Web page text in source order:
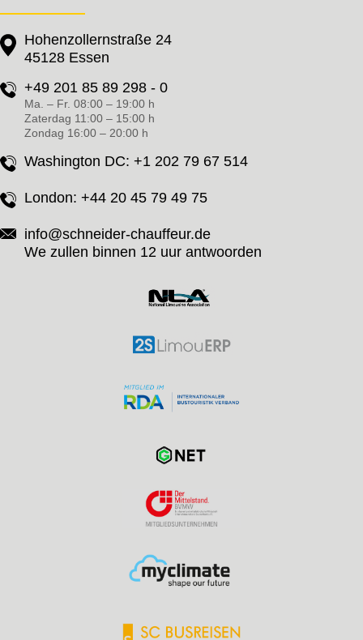
Hohenzollernstraße 24
45128 Essen
+49 201 85 89 298 - 0
Ma. – Fr. 08:00 – 19:00 h
Zaterdag 11:00 – 15:00 h
Zondag 16:00 – 20:00 h
Washington DC: +1 202 79 67 514
London: +44 20 45 79 49 75
info@schneider-chauffeur.de
We zullen binnen 12 uur antwoorden